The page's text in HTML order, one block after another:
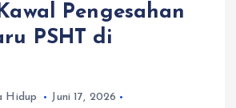
Pengesahan
PSHT di
Hidup
Juni 17, 2026